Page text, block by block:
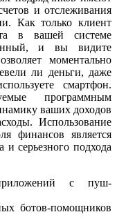
и отслеживания
Как только клиент
в вашей системе
и вы видите
моментально
ли деньги, даже
смартфон.
программным
ваших доходов
Использование
финансов является
и серьезного подхода
приложений с пуш-
ботов-помощников